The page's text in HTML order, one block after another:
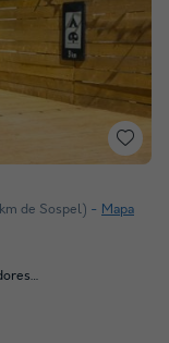
de Sospel) Mapa